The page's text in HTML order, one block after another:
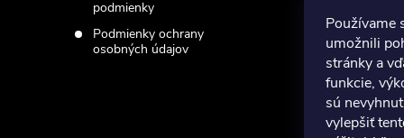
Používame
umožnili
stránky a
funkcie,
sú
vylepšiť
podmienky
Podmienky ochrany
osobných údajov